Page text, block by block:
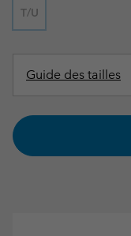
T/U
Guide des tailles